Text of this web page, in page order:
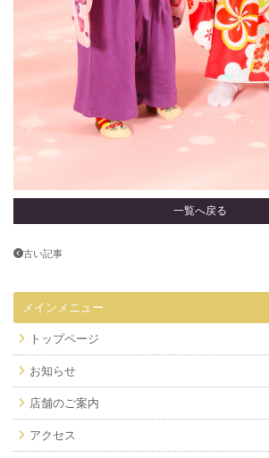
一覧へ戻る
古い記事
メインメニュー
トップページ
お知らせ
店舗のご案内
アクセス